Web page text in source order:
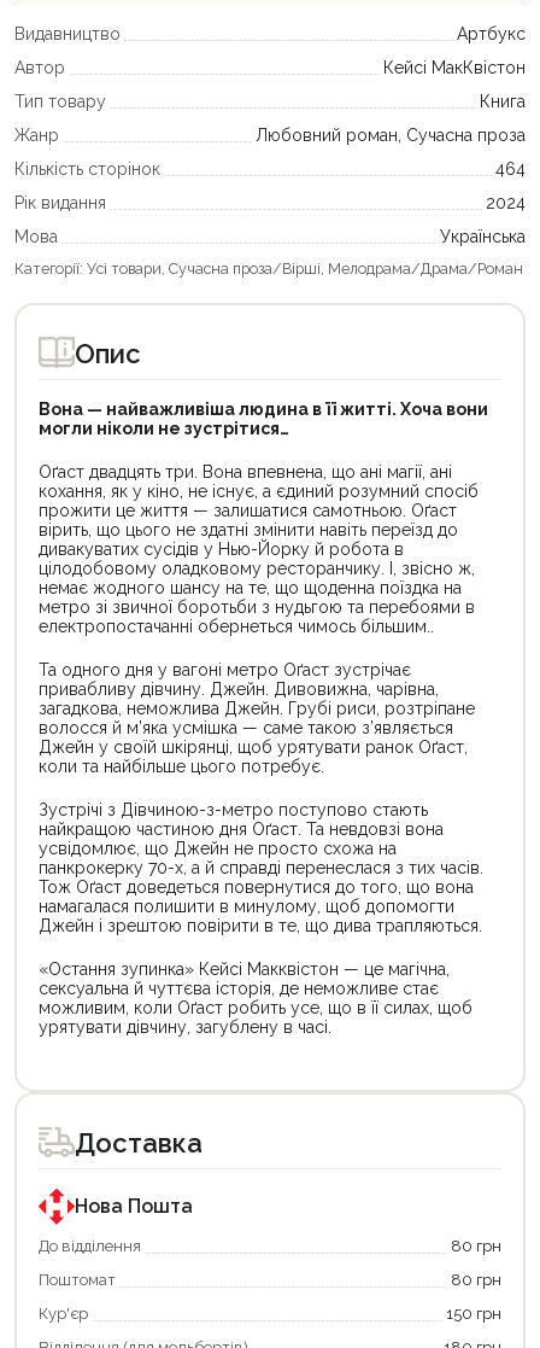
Видавництво
Артбукс
Автор
Кейсі МакКвістон
Тип товару
Книга
Жанр
Любовний роман, Сучасна проза
Кількість сторінок
464
Рік видання
2024
Мова
Українська
Категорії: Усі товари Сучасна проза/Вірші Мелодрама/Драма/Роман
Опис
Вона — найважливіша людина в її житті. Хоча вони
могли ніколи не зустрітися…
Оґаст двадцять три. Вона впевнена, що ані магії, ані
кохання, як у кіно, не існує, а єдиний розумний спосіб
прожити це життя — залишатися самотньою. Оґаст
вірить, що цього не здатні змінити навіть переїзд до
дивакуватих сусідів у Нью-Йорку й робота в
цілодобовому оладковому ресторанчику. І, звісно ж,
немає жодного шансу на те, що щоденна поїздка на
метро зі звичної боротьби з нудьгою та перебоями в
електропостачанні обернеться чимось більшим..
Та одного дня у вагоні метро Оґаст зустрічає
привабливу дівчину. Джейн. Дивовижна, чарівна,
загадкова, неможлива Джейн. Грубі риси, розтріпане
волосся й м’яка усмішка — саме такою з’являється
Джейн у своїй шкірянці, щоб урятувати ранок Оґаст,
коли та найбільше цього потребує.
Зустрічі з Дівчиною-з-метро поступово стають
найкращою частиною дня Оґаст. Та невдовзі вона
усвідомлює, що Джейн не просто схожа на
панкрокерку 70-х, а й справді перенеслася з тих часів.
Тож Оґаст доведеться повернутися до того, що вона
намагалася полишити в минулому, щоб допомогти
Джейн і зрештою повірити в те, що дива трапляються.
«Остання зупинка» Кейсі Макквістон — це магічна,
сексуальна й чуттєва історія, де неможливе стає
можливим, коли Оґаст робить усе, що в її силах, щоб
урятувати дівчину, загублену в часі.
товар
для
покупки
державною
програмою
єКнига.
Використовуйте
карту
щоб
зекономити
товар
для
покупки
державною
програмою
«Національний
кешбек».
покупку
«Національний
кешбек»
Доставка
Нова Пошта
До відділення
80 грн
Поштомат
80 грн
Кур'єр
150 грн